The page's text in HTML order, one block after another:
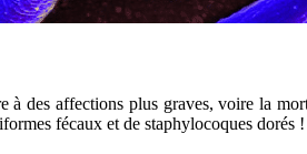
à des affections plus graves, voire la
fécaux et de staphylocoques dorés !